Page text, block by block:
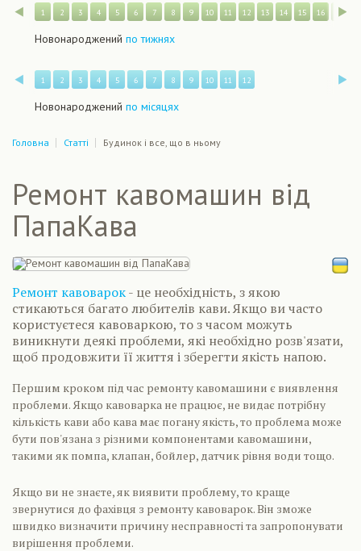
Назад
1 2 3 4 5 6 7 8 9 10 11 12 13 14 15 16 17
Новонароджений по тижнях
Назад
1 2 3 4 5 6 7 8 9 10 11 12
Новонароджений по місяцях
Головна Статті Будинок і все, що в ньому
Ремонт кавомашин від
ПапаКава
Ремонт кавоварок- це необхідність, з якою
стикаються багато любителів кави. Якщо ви часто
користуєтеся кавоваркою, то з часом можуть
виникнути деякі проблеми, які необхідно розв'язати,
щоб продовжити її життя і зберегти якість напою.
Першим кроком під час ремонту кавомашини є виявлення
проблеми. Якщо кавоварка не працює, не видає потрібну
кількість кави або кава має погану якість, то проблема може
бути пов'язана з різними компонентами кавомашини,
такими як помпа, клапан, бойлер, датчик рівня води тощо.
Якщо ви не знаєте, як виявити проблему, то краще
звернутися до фахівця з ремонту кавоварок. Він зможе
швидко визначити причину несправності та запропонувати
вирішення проблеми.